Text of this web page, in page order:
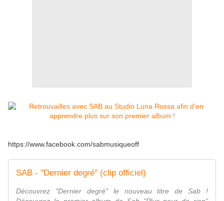
https://www.facebook.com/sabmusiqueoff
SAB - "Dernier degré" (clip officiel)
Découvrez "Dernier degré" le nouveau titre de Sab !